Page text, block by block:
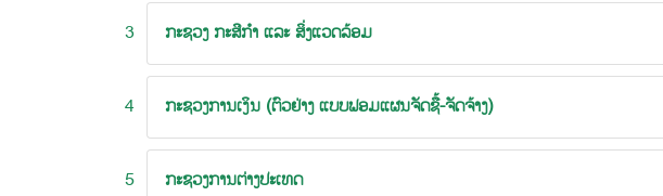
3 ກະຊວງ ກະສີກໍາ ແລະ ສິ່ງແວດລ້ອມ
4 ກະຊວງການເງິນ (ຕົວຢ່າງ ແບບຟອມແຜນຈັດຊື້-ຈັດຈ້າງ)
5 ກະຊວງການຕ່າງປະເທດ